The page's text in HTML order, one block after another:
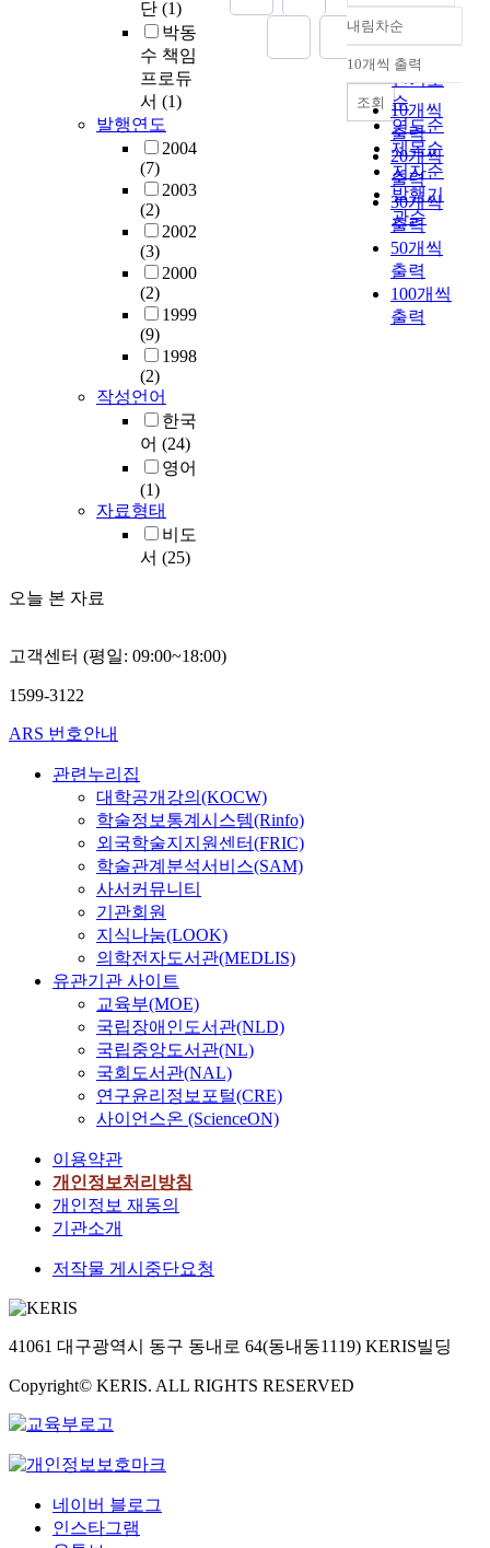
단 (1)
박동
수 책임
프로듀
서 (1)
발행연도
2004
(7)
2003
(2)
2002
(3)
2000
(2)
1999
(9)
1998
(2)
작성언어
한국
어 (24)
영어
(1)
자료형태
비도
서 (25)
오늘 본 자료
정확도
순
인기도
순
연도순
제목순
저자순
발행기
관순
내림차순
내림차순
10개씩 출력
10개씩
출력
20개씩
출력
30개씩
출력
50개씩
출력
100개씩
출력
조회
고객센터 (평일: 09:00~18:00)
1599-3122
ARS 번호안내
관련누리집
대학공개강의(KOCW)
학술정보통계시스템(Rinfo)
외국학술지지원센터(FRIC)
학술관계분석서비스(SAM)
사서커뮤니티
기관회원
지식나눔(LOOK)
의학전자도서관(MEDLIS)
유관기관 사이트
교육부(MOE)
국립장애인도서관(NLD)
국립중앙도서관(NL)
국회도서관(NAL)
연구윤리정보포털(CRE)
사이언스온 (ScienceON)
이용약관
개인정보처리방침
개인정보 재동의
기관소개
저작물 게시중단요청
41061 대구광역시 동구 동내로 64(동내동1119) KERIS빌딩
Copyright© KERIS. ALL RIGHTS RESERVED
네이버 블로그
인스타그램